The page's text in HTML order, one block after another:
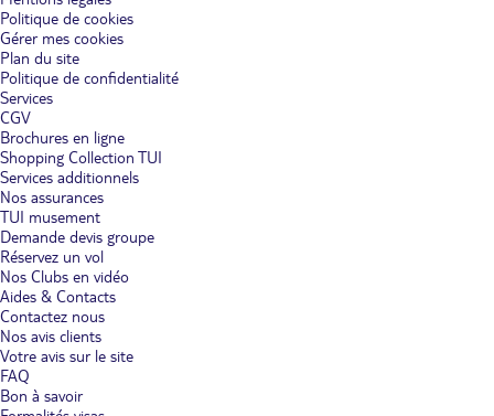
Politique de cookies
Gérer mes cookies
Plan du site
Politique de confidentialité
Services
CGV
Brochures en ligne
Shopping Collection TUI
Services additionnels
Nos assurances
TUI musement
Demande devis groupe
Réservez un vol
Nos Clubs en vidéo
Aides & Contacts
Contactez nous
Nos avis clients
Votre avis sur le site
FAQ
Bon à savoir